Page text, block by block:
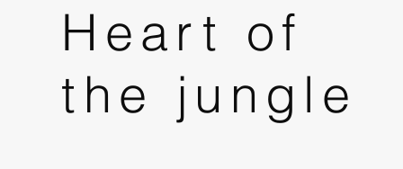
Heart of
the jungle